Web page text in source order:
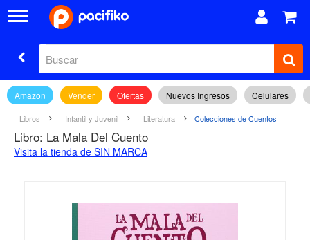
Amazon Vender Ofertas Nuevos Ingresos Celulares
Libros Infantil y Juvenil Literatura Colecciones de Cuentos
Libro: La Mala Del Cuento
Visita la tienda de SIN MARCA